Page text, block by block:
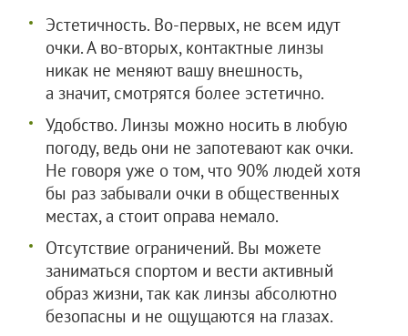
Эстетичность. Во-первых, не всем идут
очки. А во-вторых, контактные линзы
никак не меняют вашу внешность,
а значит, смотрятся более эстетично.
Удобство. Линзы можно носить в любую
погоду, ведь они не запотевают как очки.
Не говоря уже о том, что 90% людей хотя
бы раз забывали очки в общественных
местах, а стоит оправа немало.
Отсутствие ограничений. Вы можете
заниматься спортом и вести активный
образ жизни, так как линзы абсолютно
безопасны и не ощущаются на глазах.